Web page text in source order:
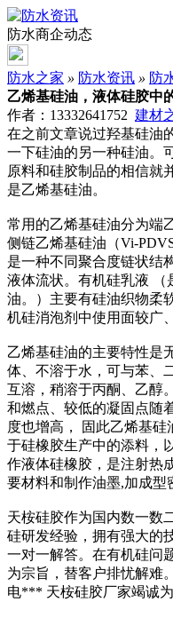
防水商企动态
防水之家 » 防水资讯 » 防
乙烯基硅油，液体硅胶中
作者：13332641752 建材
在之前文章说过羟基硅油
一下硅油的另一种硅油。
原料和硅胶制品的相信就
是乙烯基硅油。
常用的乙烯基硅油分为端
侧链乙烯基硅油（Vi-
是一种不同聚合度链状结
液体流状。有机硅乳液
油。）主要有硅油织物柔
机硅消泡剂中使用面较广
乙烯基硅油的主要特性是
体、不溶于水，可与苯、
互溶，稍溶于丙酮、乙醇
和燃点、较低的凝固点随
度也增高， 固此乙烯基硅
于硅橡胶生产中的添料，
作液体硅橡胶，是注射热
要材料和制作油墨,加成型
天桉硅胶作为国内数一数
硅研发经验，拥有强大的
一对一解答。在有机硅问
为宗旨，替客户排忧解难
电*** 天桉硅胶厂家竭诚为